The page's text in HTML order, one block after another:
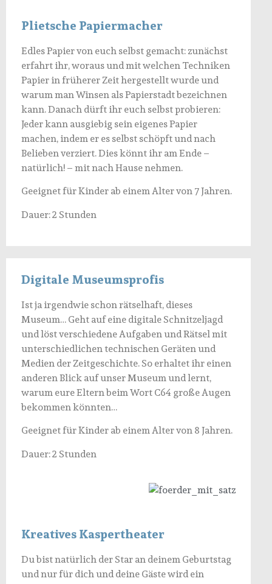
Plietsche Papiermacher
Edles Papier von euch selbst gemacht: zunächst
erfahrt ihr, woraus und mit welchen Techniken
Papier in früherer Zeit hergestellt wurde und
warum man Winsen als Papierstadt bezeichnen
kann. Danach dürft ihr euch selbst probieren:
Jeder kann ausgiebig sein eigenes Papier
machen, indem er es selbst schöpft und nach
Belieben verziert. Dies könnt ihr am Ende –
natürlich! – mit nach Hause nehmen.
Geeignet für Kinder ab einem Alter von 7 Jahren.
Dauer: 2 Stunden
Digitale Museumsprofis
Ist ja irgendwie schon rätselhaft, dieses
Museum… Geht auf eine digitale Schnitzeljagd
und löst verschiedene Aufgaben und Rätsel mit
unterschiedlichen technischen Geräten und
Medien der Zeitgeschichte. So erhaltet ihr einen
anderen Blick auf unser Museum und lernt,
warum eure Eltern beim Wort C64 große Augen
bekommen könnten…
Geeignet für Kinder ab einem Alter von 8 Jahren.
Dauer: 2 Stunden
Kreatives Kaspertheater
Du bist natürlich der Star an deinem Geburtstag
und nur für dich und deine Gäste wird ein